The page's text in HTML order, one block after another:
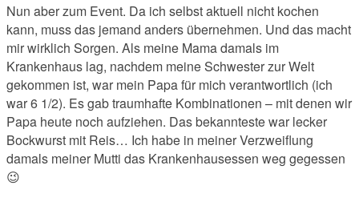
Nun aber zum Event. Da ich selbst aktuell nicht kochen
kann, muss das jemand anders übernehmen. Und das macht
mir wirklich Sorgen. Als meine Mama damals im
Krankenhaus lag, nachdem meine Schwester zur Welt
gekommen ist, war mein Papa für mich verantwortlich (ich
war 6 1/2). Es gab traumhafte Kombinationen – mit denen wir
Papa heute noch aufziehen. Das bekannteste war lecker
Bockwurst mit Reis… Ich habe in meiner Verzweiflung
damals meiner Mutti das Krankenhausessen weg gegessen
😉